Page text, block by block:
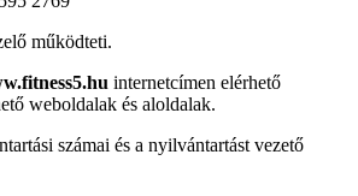
működteti.
internetcímen elérhető
weboldalak és aloldalak.
számai és a nyilvántartást vezető